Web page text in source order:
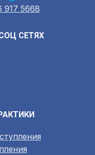
917 5668
СЕТЯХ